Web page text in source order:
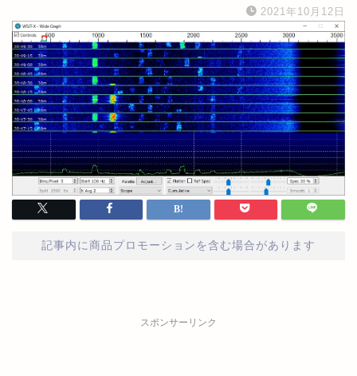
2021年10月12日
記事内に商品プロモーションを含む場合があります
スポンサーリンク